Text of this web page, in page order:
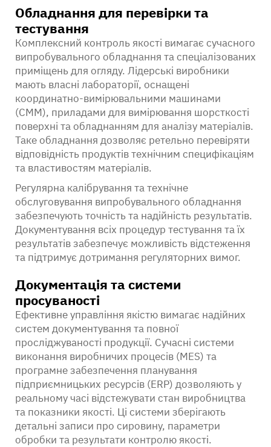
Обладнання для перевірки та
тестування
Комплексний контроль якості вимагає сучасного
випробувального обладнання та спеціалізованих
приміщень для огляду. Лідерські виробники
мають власні лабораторії, оснащені
координатно-вимірювальними машинами
(CMM), приладами для вимірювання шорсткості
поверхні та обладнанням для аналізу матеріалів.
Таке обладнання дозволяє ретельно перевіряти
відповідність продуктів технічним специфікаціям
та властивостям матеріалів.
Регулярна калібрування та технічне
обслуговування випробувального обладнання
забезпечують точність та надійність результатів.
Документування всіх процедур тестування та їх
результатів забезпечує можливість відстеження
та підтримує дотримання регуляторних вимог.
Документація та системи
просуваності
Ефективне управління якістю вимагає надійних
систем документування та повної
просліджуваності продукції. Сучасні системи
виконання виробничих процесів (MES) та
програмне забезпечення планування
підприємницьких ресурсів (ERP) дозволяють у
реальному часі відстежувати стан виробництва
та показники якості. Ці системи зберігають
детальні записи про сировину, параметри
обробки та результати контролю якості.